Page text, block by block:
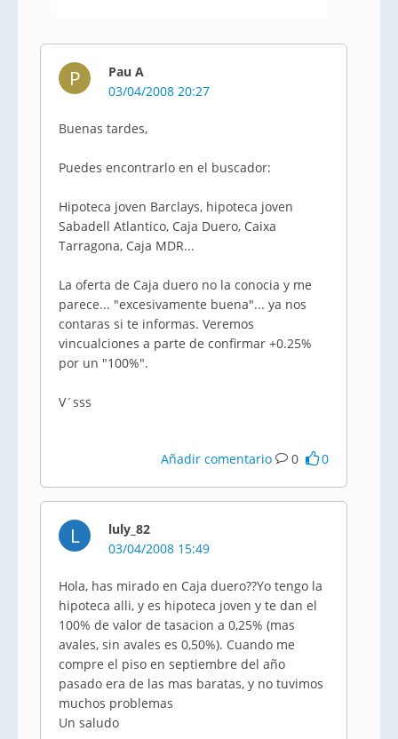
P
Pau A
03/04/2008 20:27
Buenas tardes,
Puedes encontrarlo en el buscador:
Hipoteca joven Barclays, hipoteca joven
Sabadell Atlantico, Caja Duero, Caixa
Tarragona, Caja MDR...
La oferta de Caja duero no la conocia y me
parece... "excesivamente buena"... ya nos
contaras si te informas. Veremos
vincualciones a parte de confirmar +0.25%
por un "100%".
V´sss
Añadir comentario 0 0
L
luly_82
03/04/2008 15:49
Hola, has mirado en Caja duero??Yo tengo la
hipoteca alli, y es hipoteca joven y te dan el
100% de valor de tasacion a 0,25% (mas
avales, sin avales es 0,50%). Cuando me
compre el piso en septiembre del año
pasado era de las mas baratas, y no tuvimos
muchos problemas
Un saludo